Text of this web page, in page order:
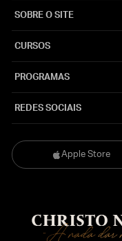
Apple Store
SOBRE O SITE
CURSOS
PROGRAMAS
REDES SOCIAIS